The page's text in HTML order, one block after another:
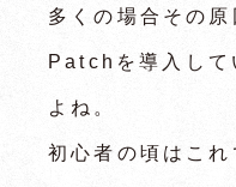
多くの場合その
Patchを導入して
よね。
初心者の頃はこ